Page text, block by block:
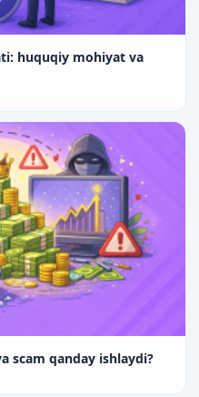
huquqiy mohiyat va
scam qanday ishlaydi?